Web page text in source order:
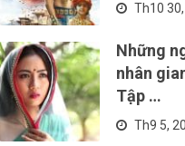
Th10
Những
nhân
Tập …
Th9 5,